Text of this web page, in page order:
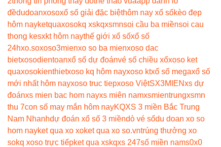
đềdudoanxosoxổ số giải đặc biệthôm nay xổ sốkèo đẹp
hôm nayketquaxosokq xskqxsmnsoi cầu ba miềnsoi cau
thong kesxkt hôm naythế giới xổ sốxổ số
24hxo.soxoso3mienxo so ba mienxoso dac
bietxosodientoanxổ số dự đoánvé số chiều xổxoso ket
quaxosokienthietxoso kq hôm nayxoso ktxổ số megaxổ số
mới nhất hôm nayxoso truc tiepxoso ViệtSX3MIENxs dự
đoánxs mien bac hom nayxs miên namxsmientrungxsmn
thu 7con số may mắn hôm nayKQXS 3 miền Bắc Trung
Nam Nhanhdự đoán xổ số 3 miềndò vé sốdu doan xo so
hom nayket qua xo xoket qua xo so.vntrúng thưởng xo
sokq xoso trực tiếpket qua xskqxs 247số miền nams0x0